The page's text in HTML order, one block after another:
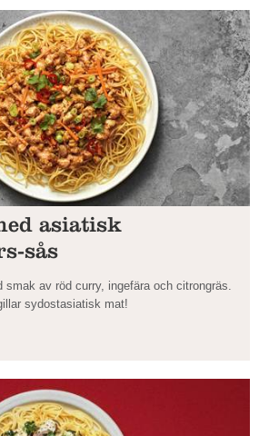
asiatisk
sås
smak av röd curry, ingefära och citrongräs.
sydostasiatisk mat!